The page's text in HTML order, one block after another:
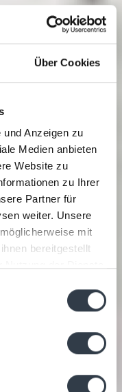
Über Cookies
Anzeigen zu
Medien anbieten
Website zu
zu Ihrer
Partner für
weiter. Unsere
mit
bereitgestellt